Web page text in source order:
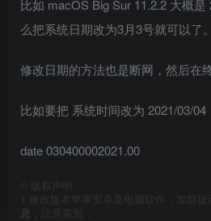
比如 macOS Big Sur 11.2.2 大概是
么把系统日期改为3月3号就可以了。
修改日期的方法也是断网，然后在
比如要把 系统时间改为 2021/03/
date 030400002021.00
版权声明
1
修改版本苹果安卓及电脑软件，加群提
息 ，注意鉴别；